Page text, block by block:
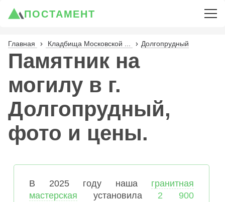
ПОСТАМЕНТ
Главная Кладбища Московской ... Долгопрудный
Памятник на
могилу в г.
Долгопрудный,
фото и цены.
В 2025 году наша гранитная
мастерская установила 2 900